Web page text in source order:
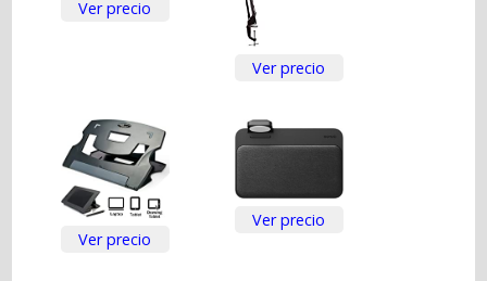
Ver precio
Ver precio
Ver precio
Ver precio